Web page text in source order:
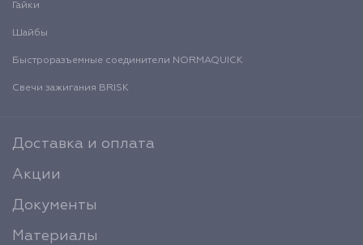
Гайки
Шайбы
Быстроразъемные соединители NORMAQUICK
Свечи зажигания BRISK
Доставка и оплата
Акции
Документы
Материалы